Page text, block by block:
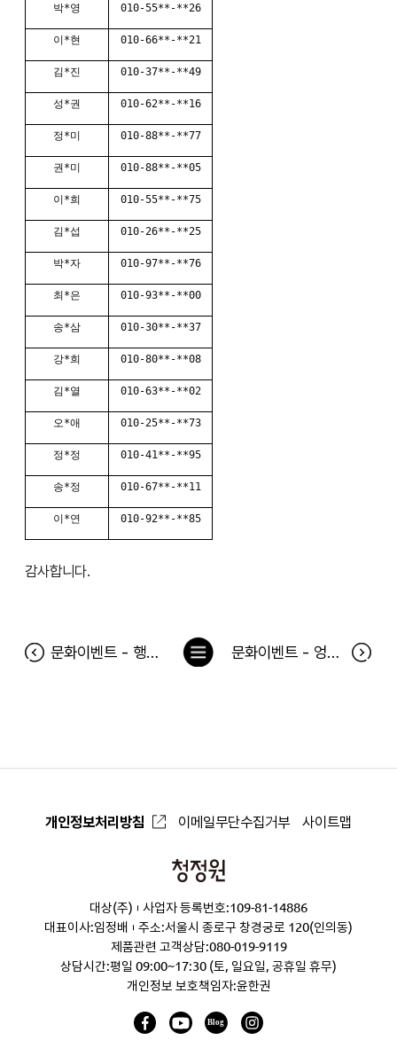
박*영 010-55**-**26
이*현 010-66**-**21
김*진 010-37**-**49
성*권 010-62**-**16
정*미 010-88**-**77
권*미 010-88**-**05
이*희 010-55**-**75
김*섭 010-26**-**25
박*자 010-97**-**76
최*은 010-93**-**00
송*삼 010-30**-**37
강*희 010-80**-**08
김*열 010-63**-**02
오*애 010-25**-**73
정*정 010-41**-**95
송*정 010-67**-**11
이*연 010-92**-**85
감사합니다.
문화이벤트 - 행복 당첨자 문화이벤트 - 엉뚱발랄 콩순이 : 드래곤편 당첨자
목
개인정보처리방침 이메일무단수집거부 사이트맵
청
원
대상(주)
사업자 등록번호:109-81-14886
대표이사:임정배
주소:서울시 종로구 창경궁로 120(인의동)
제품관련 고객상담:080-019-9119
상담시간:평일 09:00~17:30 (토, 일요일, 공휴일 휴무)
개인정보 보호책임자:윤한권